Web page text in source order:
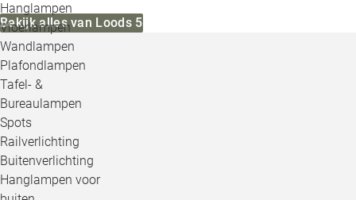
Hanglampen
Vloerlampen
Wandlampen
Plafondlampen
Tafel- &
Bureaulampen
Spots
Railverlichting
Buitenverlichting
Hanglampen voor
Bekijk alles van Loods 5